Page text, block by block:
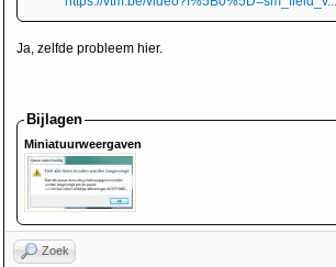
Ja, zelfde probleem hier.
Bijlagen
Miniatuurweergaven
Zoek